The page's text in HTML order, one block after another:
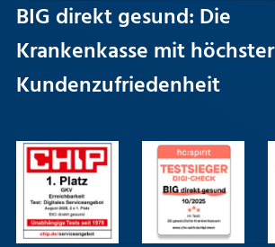
BIG direkt gesund: Die
Krankenkasse mit höchster
Kundenzufriedenheit
Bild Bild